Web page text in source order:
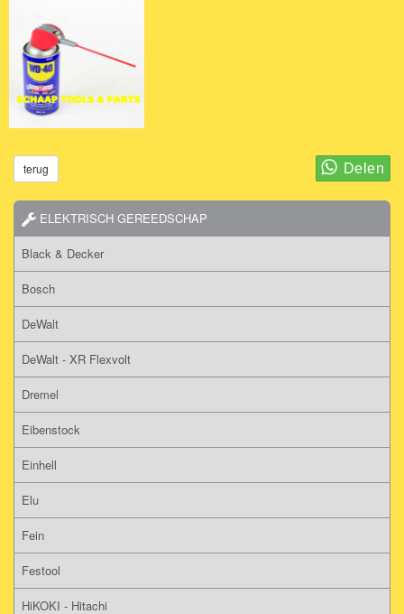
terug
ELEKTRISCH GEREEDSCHAP
Black & Decker
Bosch
DeWalt
DeWalt - XR Flexvolt
Dremel
Eibenstock
Einhell
Elu
Fein
Festool
HiKOKI - Hitachi